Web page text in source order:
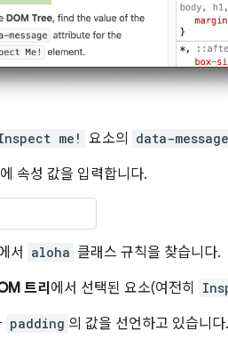
me! 요소의 data-message
속성 값을 입력합니다.
서 aloha 클래스 규칙을 찾습니다.
트리 에서 선택된 요소(여전히
padding 의 값을 선언하고 있습니